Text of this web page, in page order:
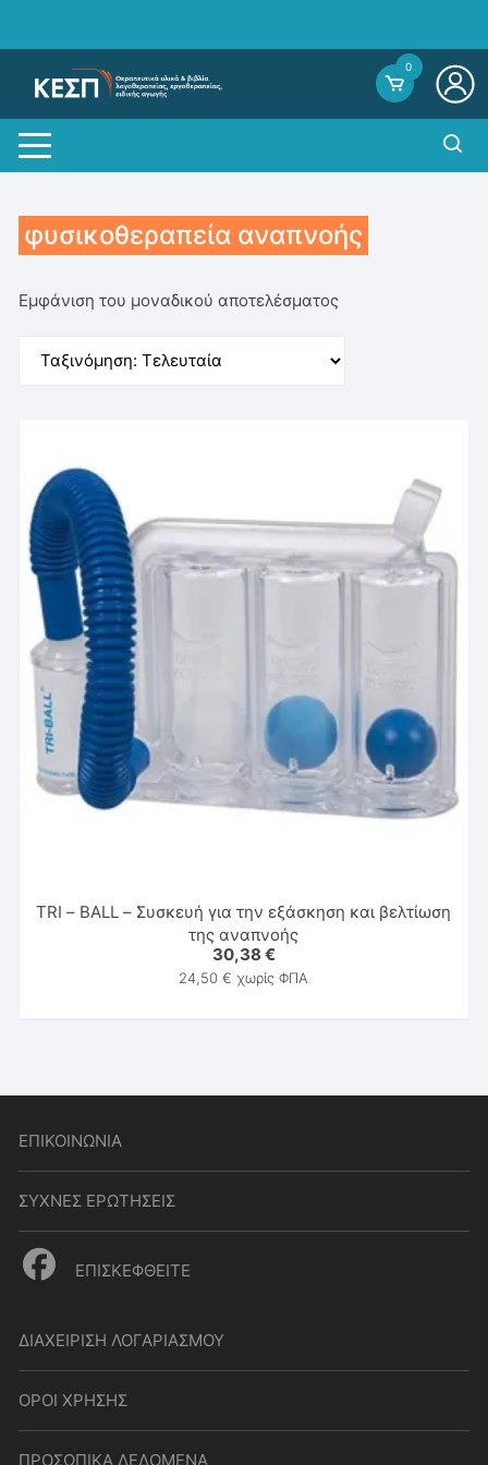
0
φυσικοθεραπεία αναπνοής
Εμφάνιση του μοναδικού αποτελέσματος
TRI – BALL – Συσκευή για την εξάσκηση και βελτίωση
της αναπνοής
30,38 €
24,50€ χωρίς ΦΠΑ
ΕΠΙΚΟΙΝΩΝΙΑ
ΣΥΧΝΕΣ ΕΡΩΤΗΣΕΙΣ
ΕΠΙΣΚΕΦΘΕΙΤΕ
ΔΙΑΧΕΙΡΙΣΗ ΛΟΓΑΡΙΑΣΜΟΥ
ΟΡΟΙ ΧΡΗΣΗΣ
ΠΡΟΣΩΠΙΚΑ ΔΕΔΟΜΕΝΑ